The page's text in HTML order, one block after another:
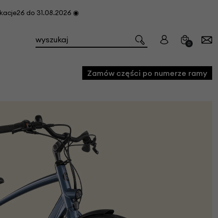
do 31.08.2026 ◉
0
i konserwacji roweru
Zamów części po numerze ramy